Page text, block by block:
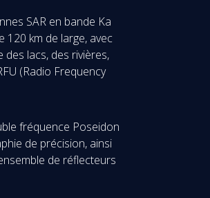
SAR en bande Ka
120 km de large, avec
lacs, des rivières,
(Radio Frequency
fréquence Poseidon
de précision, ainsi
de réflecteurs